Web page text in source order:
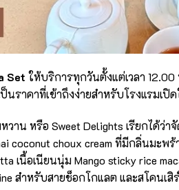
Set ให้บริการทุกวันตั้งแต่เวลา
ป็นราคาที่เข้าถึงง่ายสำหรับโรงแรมเปิ
าน หรือ Sweet Delights เรียกได้ว่า
coconut choux cream ที่มีกลิ่นมะพ
เนื้อเนียนนุ่ม Mango sticky rice
สำหรับสายช็อกโกแลต และสโคนเ